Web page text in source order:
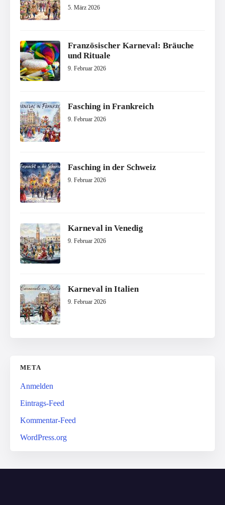
5. März 2026
Französischer Karneval: Bräuche
und Rituale
9. Februar 2026
Fasching in Frankreich
9. Februar 2026
Fasching in der Schweiz
9. Februar 2026
Karneval in Venedig
9. Februar 2026
Karneval in Italien
9. Februar 2026
META
Anmelden
Eintrags-Feed
Kommentar-Feed
WordPress.org